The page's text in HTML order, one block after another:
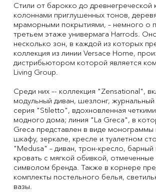
Стили от барокко до древнегреческой
колоннами приглушенных тонов,
мраморными покрытиями, – немного о
третьем этаже универмага Harrods.
несколько зон, в каждой из которых
коллекция из линии Versace Home,
дистрибьютором которой является
Living Group.
Среди них –- коллекция "Zensational",
модульный диван, шезлонг, журнальный
серия "Stiletto", вдохновленная четкими
модного дома; линия "La Greca", в
Greca представлен в виде
шкафу, зеркале, кресле и туалетном
"Medusa" – диван, трон-кресло,
кровать с мягкой обивкой,
символом бренда. Также в корнере
комплекты постельного белья,
вазы.